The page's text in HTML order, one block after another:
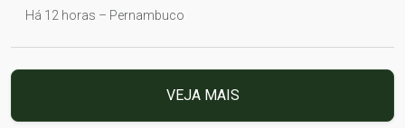
Há 12 horas – Pernambuco
VEJA MAIS